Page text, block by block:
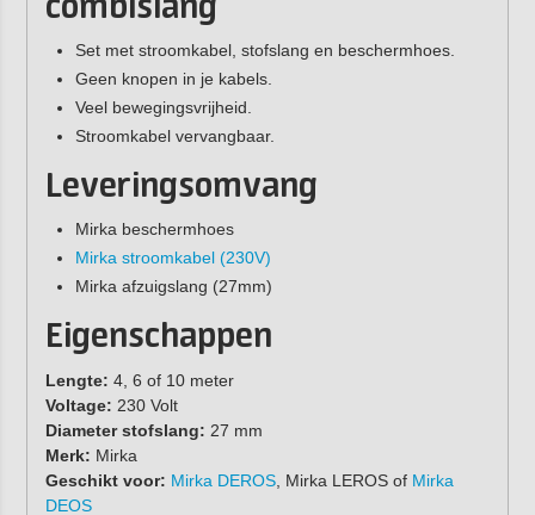
combislang
Set met stroomkabel, stofslang en beschermhoes.
Geen knopen in je kabels.
Veel bewegingsvrijheid.
Stroomkabel vervangbaar.
Leveringsomvang
Mirka beschermhoes
Mirka stroomkabel (230V)
Mirka afzuigslang (27mm)
Eigenschappen
Lengte: 4, 6 of 10 meter
Voltage: 230 Volt
Diameter stofslang: 27 mm
Merk: Mirka
Geschikt voor: Mirka DEROS, Mirka LEROS of Mirka
DEOS